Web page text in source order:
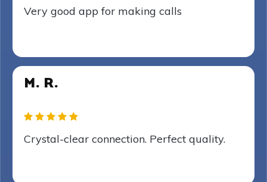
Very good app for making calls
M. R.
Crystal-clear connection. Perfect quality.